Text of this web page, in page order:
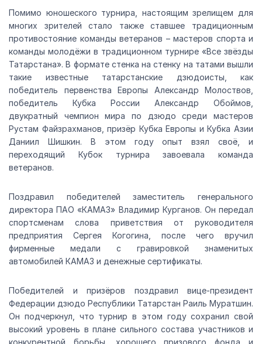
Помимо юношеского турнира, настоящим зрелищем для
многих зрителей стало также ставшее традиционным
противостояние команды ветеранов – мастеров спорта и
команды молодёжи в традиционном турнире «Все звёзды
Татарстана». В формате стенка на стенку на татами вышли
такие известные татарстанские дзюдоисты, как
победитель первенства Европы Александр Молоствов,
победитель Кубка России Александр Обоймов,
двукратный чемпион мира по дзюдо среди мастеров
Рустам Файзрахманов, призёр Кубка Европы и Кубка Азии
Даниил Шишкин. В этом году опыт взял своё, и
переходящий Кубок турнира завоевала команда
ветеранов.
Поздравил победителей заместитель генерального
директора ПАО «КАМАЗ» Владимир Курганов. Он передал
спортсменам слова приветствия от руководителя
предприятия Сергея Когогина, после чего вручил
фирменные медали с гравировкой знаменитых
автомобилей КАМАЗ и денежные сертификаты.
Победителей и призёров поздравил вице-президент
Федерации дзюдо Республики Татарстан Раиль Муратшин.
Он подчеркнул, что турнир в этом году сохранил свой
высокий уровень в плане сильного состава участников и
конкурентной борьбы, хорошего призового фонда и